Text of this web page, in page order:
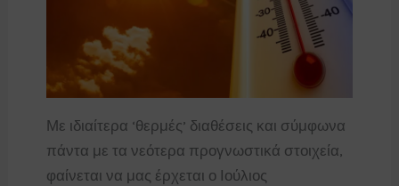
Με ιδιαίτερα ‘θερμές’ διαθέσεις και σύμφωνα
πάντα με τα νεότερα προγνωστικά στοιχεία,
φαίνεται να μας έρχεται ο Ιούλιος